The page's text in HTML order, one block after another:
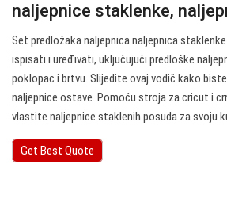
naljepnice staklenke,
Set predložaka naljepnica naljepnica
ispisati i uređivati, uključujući predloške
poklopac i brtvu. Slijedite ovaj vodič kako
naljepnice ostave. Pomoću stroja za cricut i
vlastite naljepnice staklenih posuda za svoju
Get Best Quote